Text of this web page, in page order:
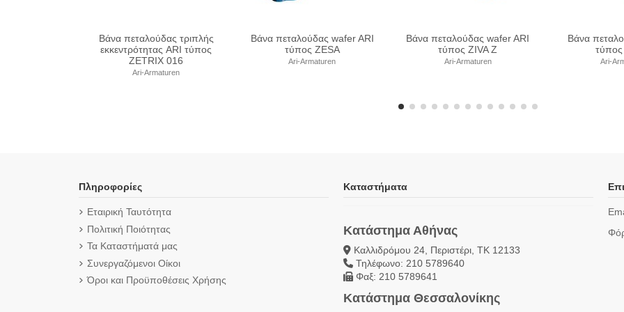
πεταλούδας lug ARI
Βάνα πεταλούδας lug ARI
τύπος ZIVA G
Ari-Armaturen
Βάνα πεταλούδας τριπλής
εκκεντρότητας ARI τύπος
ZETRIX 018
Βάνα πεταλούδας τριπλής
εκκεντρότητας ARI τύπος
ZETRIX 019
Πληροφορίες
Εταιρική Ταυτότητα
Πολιτική Ποιότητας
Τα Καταστήματά μας
Συνεργαζόμενοι Οίκοι
Όροι και Προϋποθέσεις Χρήσης
Καταστήματα
Κατάστημα Αθήνας
Καλλιδρόμου 24, Περιστέρι, ΤΚ 12133
Τηλέφωνο: 210 5789640
Φαξ: 210 5789641
Κατάστημα Θεσσαλονίκης